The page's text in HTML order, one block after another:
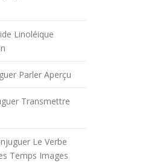
Linoléique
Parler Aperçu
Transmettre
Le Verbe
Temps Images